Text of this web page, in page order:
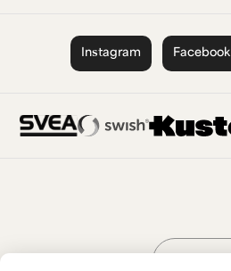
Instagram Facebook